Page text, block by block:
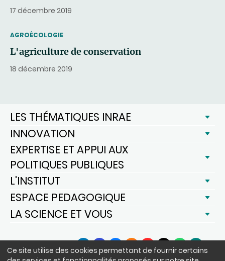
Ce site utilise des cookies permettant de fournir certains
17 décembre 2019
THEMATIC
AGROÉCOLOGIE
L'agriculture de conservation
18 décembre 2019
LES THÉMATIQUES INRAE
INNOVATION
EXPERTISE ET APPUI AUX
POLITIQUES PUBLIQUES
L'INSTITUT
ESPACE PEDAGOGIQUE
LA SCIENCE ET VOUS
SUIVEZ-NOUS
LinkedInFacebook
BlueSkyInstagram
YouTube
X WhatsAppPodcasts